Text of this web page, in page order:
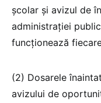
şcolar şi avizul de
administraţiei
funcţionează
(2) Dosarele
avizului de